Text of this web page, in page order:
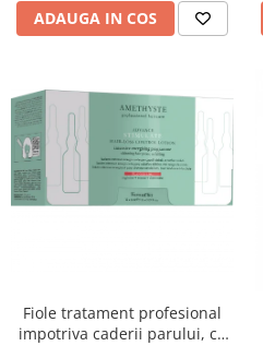
ADAUGA IN COS
Fiole tratament profesional
impotriva caderii parului, cu